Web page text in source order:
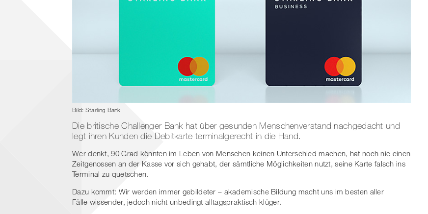
Bild: Starling Bank
Die britische Challenger Bank hat über gesunden Menschenverstand nachgedacht und
legt ihren Kunden die Debitkarte terminalgerecht in die Hand.
Wer denkt, 90 Grad könnten im Leben von Menschen keinen Unterschied machen, hat noch nie einen
Zeitgenossen an der Kasse vor sich gehabt, der sämtliche Möglichkeiten nutzt, seine Karte falsch ins
Terminal zu quetschen.
Dazu kommt: Wir werden immer gebildeter – akademische Bildung macht uns im besten aller
Fälle wissender, jedoch nicht unbedingt alltagspraktisch klüger.